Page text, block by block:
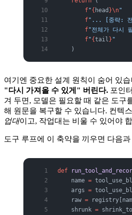
        f
"{ head }\n"
        f
"... [중략:
        f
"전체가 다시
        f
"{tail } "
    )
여기엔 중요한 설계 원칙이 숨어 있습
"다시 가져올 수 있게" 버린다. 포인
겨 두면, 모델은 필요할 때 같은 도구
해 원문을 복구할 수 있습니다. 컨텍
업대이고, 작업대는 비울 수 있어야
도구 루프에 이 축약을 끼우면 다음
def
    name
=
    args
=
    raw
=
    shrunk
=